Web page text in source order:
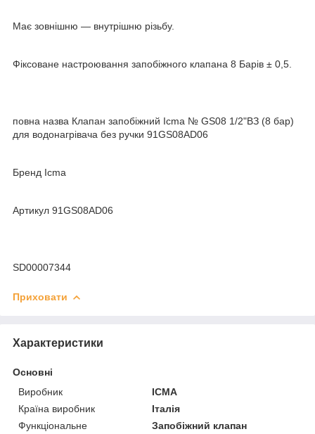
Має зовнішню — внутрішню різьбу.
Фіксоване настроювання запобіжного клапана 8 Барів ± 0,5.
повна назва Клапан запобіжний Icma № GS08 1/2"ВЗ (8 бар)
для водонагрівача без ручки 91GS08AD06
Бренд Icma
Артикул 91GS08AD06
SD00007344
Приховати
Характеристики
Основні
Виробник
ICMA
Країна виробник
Італія
Функціональне
Запобіжний клапан